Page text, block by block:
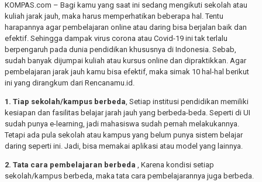
KOMPAS.com – Bagi kamu yang saat ini sedang mengikuti sekolah atau
kuliah jarak jauh, maka harus memperhatikan beberapa hal. Tentu
harapannya agar pembelajaran online atau daring bisa berjalan baik dan
efektif. Sehingga dampak virus corona atau Covid-19 ini tak terlalu
berpengaruh pada dunia pendidikan khususnya di Indonesia. Sebab,
sudah banyak dijumpai kuliah atau kursus online dan dipraktikkan. Agar
pembelajaran jarak jauh kamu bisa efektif, maka simak 10 hal-hal berikut
ini yang dirangkum dari Rencanamu.id.
1. Tiap sekolah/kampus berbeda, Setiap institusi pendidikan memiliki
kesiapan dan fasilitas belajar jarah jauh yang berbeda-beda. Seperti di UI
sudah punya e-learning, jadi mahasiswa sudah pernah melakukannya.
Tetapi ada pula sekolah atau kampus yang belum punya sistem belajar
daring seperti ini. Jadi, bisa memakai aplikasi atau model yang lainnya.
2. Tata cara pembelajaran berbeda , Karena kondisi setiap
sekolah/kampus berbeda, maka tata cara pembelajarannya juga berbeda.